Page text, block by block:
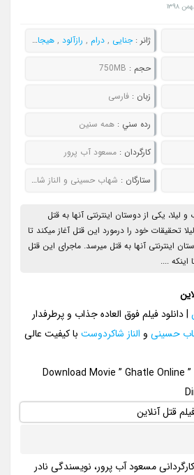
ژانر :جنایی , درام , رازآلود , هیجان انگیز
حجم : 750MB
زبان : فارسی
رده سني : همه سنین
کارگردان : مسعود آب پرور
ستارگان : شهاب حسینی و الناز شاکردوست
یکی از دوستان اینترنتی آنها به قتل
تحقیقات خود را درمورد این قتل آغاز میکند تا
اینترنتی آنها به قتل میرسد. ماجرای این قتل
اینکه ....
| دانلود فیلم فوق العاده جذاب و پرطرفدار
حسینی و الناز شاکردوست با کیفیت عالی
Download Movie ” Ghatle Online
مسعود آب پرور، نویسندگی نادر